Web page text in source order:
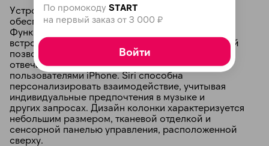
Устройство оснащено четырьмя микрофонами,
обеспечивающими четкую передачу голоса.
Функциональность колонки расширена за счет
встроенного голосового ассистента Siri, который
позволяет управлять воспроизведением музыки,
отвечать на вопросы и взаимодействовать с
пользователями iPhone. Siri способна
персонализировать взаимодействие, учитывая
индивидуальные предпочтения в музыке и
других запросах. Дизайн колонки характеризуется
небольшим размером, тканевой отделкой и
сенсорной панелью управления, расположенной
сверху.
По промокоду START
на первый заказ от 3 000 ₽
Войти